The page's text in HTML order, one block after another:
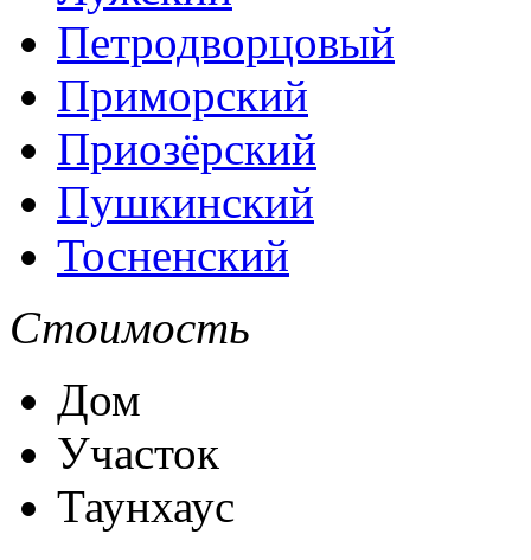
Петродворцовый
Приморский
Приозёрский
Пушкинский
Тосненский
Стоимость
Дом
Участок
Таунхаус